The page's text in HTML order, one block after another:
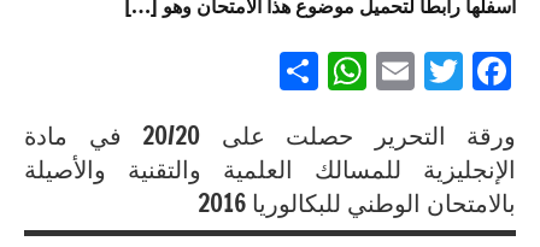
ب خيار
لغة
إنجازات
متميزة
الوطني
مسلك
الرياضية
ب
إنجازات
متميزة
بأ
متميزة
في
الامتحان
الموحد
الوطني
لجميع
المسالك
إنجازات
متميزة
في
أسفلها رابطا لتحميل موضوع هذا الامتحان وهو […]
Facebook
Twitter
Email
WhatsApp
إنجازات
متميزة
في
ورقة التحرير حصلت على 20/20 في مادة
الإنجليزية للمسالك العلمية والتقنية والأصيلة
بالامتحان الوطني للبكالوريا 2016